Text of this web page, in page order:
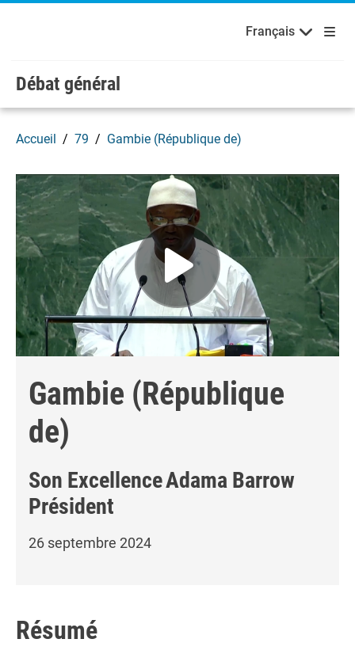
Skip to main content / navigation
Bienvenue aux Nations Unies Français Русский
EspañolFrançais
Débat général
Accueil 79 Gambie (République de)
Gambie (République
de)
Son ExcellenceAdama Barrow
Président
26 septembre 2024
Résumé